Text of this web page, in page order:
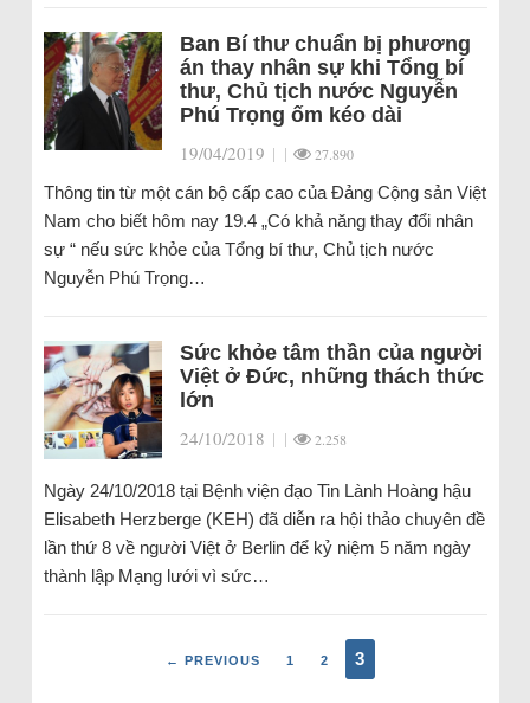
Ban Bí thư chuẩn bị phương
án thay nhân sự khi Tổng bí
thư, Chủ tịch nước Nguyễn
Phú Trọng ốm kéo dài
19/04/2019 | | 27.890
Thông tin từ một cán bộ cấp cao của Đảng Cộng sản Việt
Nam cho biết hôm nay 19.4 „Có khả năng thay đổi nhân
sự “ nếu sức khỏe của Tổng bí thư, Chủ tịch nước
Nguyễn Phú Trọng…
Sức khỏe tâm thần của người
Việt ở Đức, những thách thức
lớn
24/10/2018 | | 2.258
Ngày 24/10/2018 tại Bệnh viện đạo Tin Lành Hoàng hậu
Elisabeth Herzberge (KEH) đã diễn ra hội thảo chuyên đề
lần thứ 8 về người Việt ở Berlin để kỷ niệm 5 năm ngày
thành lập Mạng lưới vì sức…
← PREVIOUS 1 2 3